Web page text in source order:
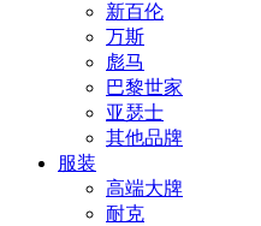
新百伦
万斯
彪马
巴黎世家
亚瑟士
其他品牌
服装
高端大牌
耐克